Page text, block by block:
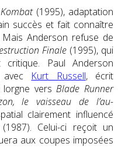
(1995), adaptation
succès et fait connaître
Anderson refuse de
Finale (1995), qui
Paul Anderson
Kurt Russell, écrit
lorgne versBlade Runner
le vaisseau de l’au-
clairement influencé
(1987). Celui-ci reçoit un
aux coupes imposées